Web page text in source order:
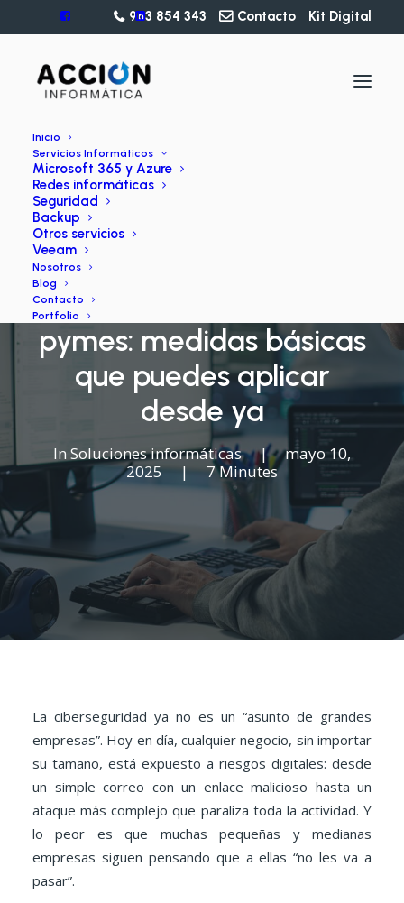
963 854 343 Contacto Kit Digital
Inicio
Servicios Informáticos
Microsoft 365 y Azure
Redes informáticas
Seguridad
Backup
Otros servicios
Veeam
Nosotros
Blog
Contacto
PortfolioCiberseguridad para
pymes: medidas básicas
que puedes aplicar
desde ya
In Soluciones informáticas |
mayo 10,
2025
| 7 Minutes
La ciberseguridad ya no es un “asunto de grandes
empresas”. Hoy en día, cualquier negocio, sin importar
su tamaño, está expuesto a riesgos digitales: desde
un simple correo con un enlace malicioso hasta un
ataque más complejo que paraliza toda la actividad. Y
lo peor es que muchas pequeñas y medianas
empresas siguen pensando que a ellas “no les va a
pasar”.